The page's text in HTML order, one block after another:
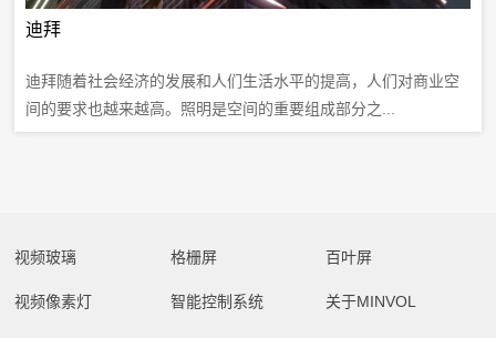
迪拜
迪拜随着社会经济的发展和人们生活水平的提高，人们对商业空
间的要求也越来越高。照明是空间的重要组成部分之...
视频玻璃 格栅屏 百叶屏
视频像素灯 智能控制系统 关于MINVOL